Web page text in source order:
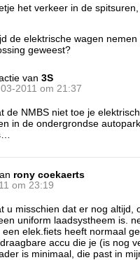
het verkeer in de
de elektrische wagen
geweest?
van 3S
2011 om 21:37
de NMBS niet toe je
in de ondergrondse
rony coekaerts
om 23:19
u misschien dat er nog altijd,
uniform laadsystheem is.
een elek.fiets heeft normaal
accu die je (is nog
is minimaal, die past in